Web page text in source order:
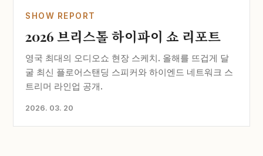
SHOW REPORT
2026 브리스톨 하이파이 쇼 리포트
영국 최대의 오디오쇼 현장 스케치. 올해를 뜨겁게 달
굴 최신 플로어스탠딩 스피커와 하이엔드 네트워크 스
트리머 라인업 공개.
2026. 03. 20